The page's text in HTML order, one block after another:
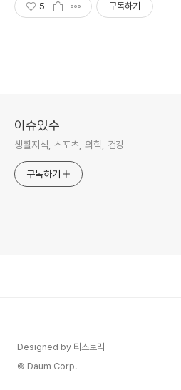
5 구독하기
이슈있수
생활지식, 스포츠, 의학, 건강
구독하기
Designed by 티스토리
© Daum Corp.